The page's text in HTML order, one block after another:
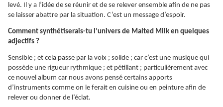
levé. Il y a l’idée de se réunir et de se relever ensemble afin de ne pas
se laisser abattre par la situation. C’est un message d’espoir.
Comment synthétiserais-tu l’univers de Malted Milk en quelques
adjectifs ?
Sensible ; et cela passe par la voix ; solide ; car c’est une musique qui
possède une rigueur rythmique ; et pétillant ; particulièrement avec
ce nouvel album car nous avons pensé certains apports
d’instruments comme on le ferait en cuisine ou en peinture afin de
relever ou donner de l’éclat.